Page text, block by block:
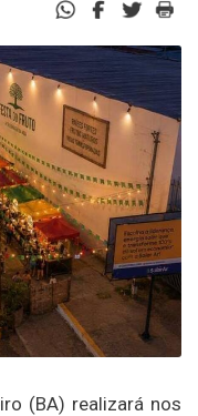
(BA) realizará nos